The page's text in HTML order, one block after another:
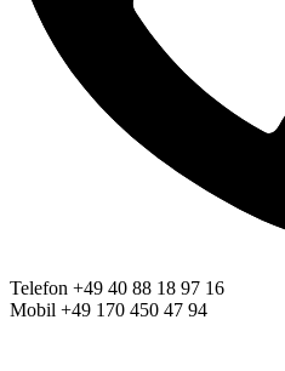
Telefon +49 40 88 18 97 16
Mobil +49 170 450 47 94